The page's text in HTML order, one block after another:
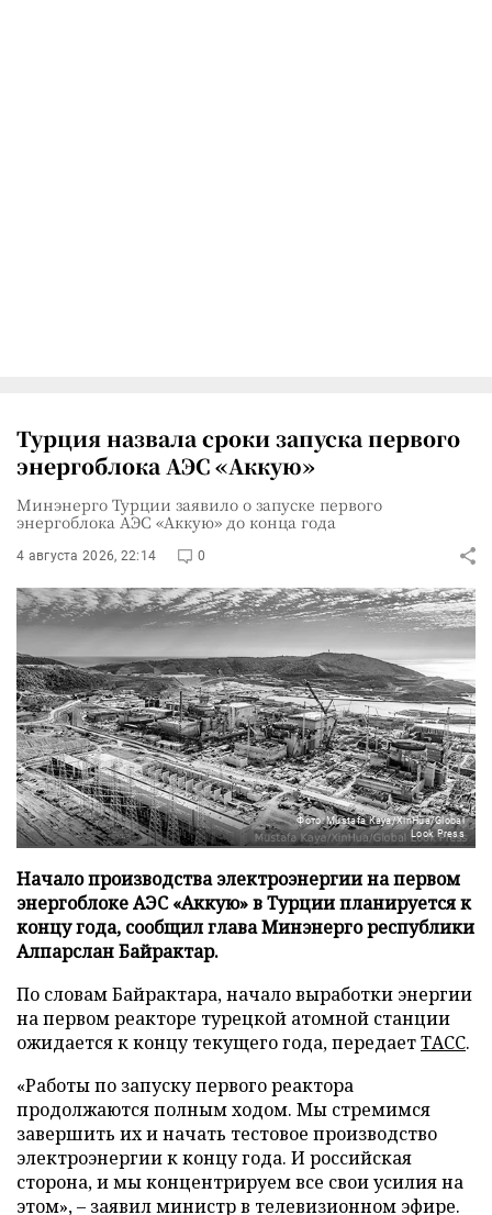
Турция назвала сроки запуска первого
энергоблока АЭС «Аккую»
Минэнерго Турции заявило о запуске первого
энергоблока АЭС «Аккую» до конца года
4 августа 2026, 22:14 0
Фото: Mustafa Kaya/XinHua/Global
Look Press
Начало производства электроэнергии на первом
энергоблоке АЭС «Аккую» в Турции планируется к
концу года, сообщил глава Минэнерго республики
Алпарслан Байрактар.
По словам Байрактара, начало выработки энергии
на первом реакторе турецкой атомной станции
ожидается к концу текущего года, передаетТАСС.
«Работы по запуску первого реактора
продолжаются полным ходом. Мы стремимся
завершить их и начать тестовое производство
электроэнергии к концу года. И российская
сторона, и мы концентрируем все свои усилия на
этом», – заявил министр в телевизионном эфире.